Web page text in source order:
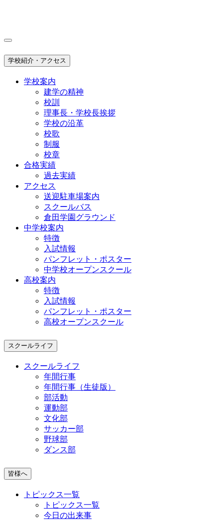
学校紹介・アクセス
学校案内
建学の精神
校訓
理事長・学校長挨拶
学校の沿革
校歌
制服
校章
合格実績
過去実績
アクセス
送迎駐車場案内
スクールバス
倉田学園グラウンド
中学校案内
特徴
入試情報
パンフレット・ポスター
中学校オープンスクール
高校案内
特徴
入試情報
パンフレット・ポスター
高校オープンスクール
スクールライフ
スクールライフ
年間行事
年間行事（生徒版）
部活動
運動部
文化部
サッカー部
野球部
ダンス部
皆様へ
トピックス一覧
トピックス一覧
今日の出来事